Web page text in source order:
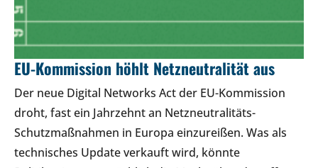
EU-Kommission höhlt Netzneutralität aus
Der neue Digital Networks Act der EU-Kommission
droht, fast ein Jahrzehnt an Netzneutralitäts-
Schutzmaßnahmen in Europa einzureißen. Was als
technisches Update verkauft wird, könnte